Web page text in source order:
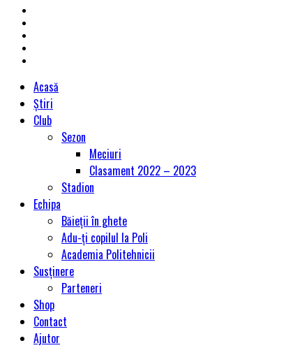
Acasă
Știri
Club
Sezon
Meciuri
Clasament 2022 – 2023
Stadion
Echipa
Băieții în ghete
Adu-ți copilul la Poli
Academia Politehnicii
Susținere
Parteneri
Shop
Contact
Ajutor